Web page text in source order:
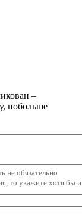
–
побольше
не обязательно
то укажите хотя бы